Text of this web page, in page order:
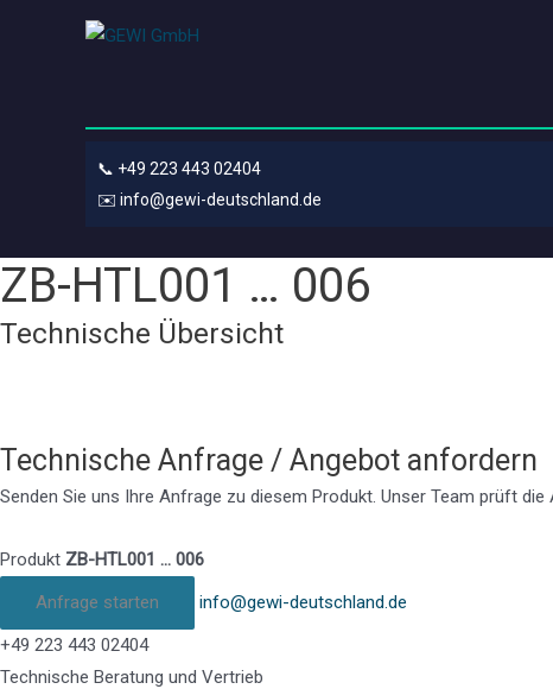
📞 +49 223 443 02404
✉️ info@gewi-deutschland.de
ZB-HTL001 … 006
Technische Übersicht
Technische Anfrage / Angebot anfordern
Senden Sie uns Ihre Anfrage zu diesem Produkt. Unser Team prüft
Produkt ZB-HTL001 … 006
Anfrage starten
info@gewi-deutschland.de
+49 223 443 02404
Technische Beratung und Vertrieb